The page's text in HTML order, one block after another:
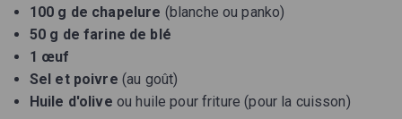
100 g de chapelure (blanche ou panko)
50 g de farine de blé
1 œuf
Sel et poivre (au goût)
Huile d'olive ou huile pour friture (pour la cuisson)